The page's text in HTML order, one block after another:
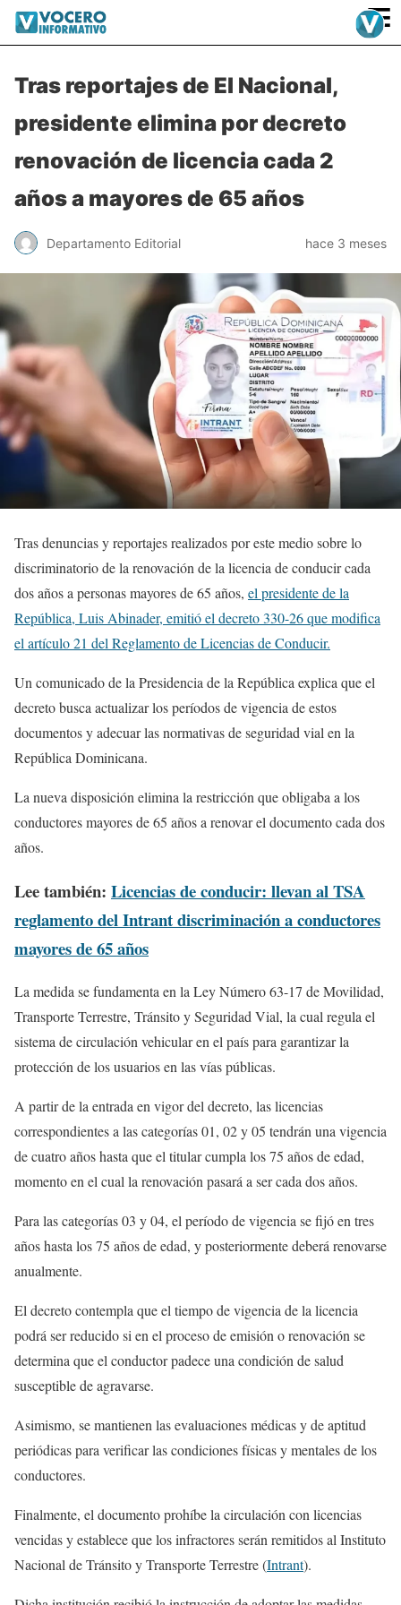
≡
Tras reportajes de El Nacional,
presidente elimina por decreto
renovación de licencia cada 2
años a mayores de 65 años
Departamento Editorial hace 3 meses
Tras denuncias y reportajes realizados por este medio sobre lo
discriminatorio de la renovación de la licencia de conducir cada
dos años a personas mayores de 65 años, el presidente de la
República, Luis Abinader, emitió el decreto 330-26 que modifica
el artículo 21 del Reglamento de Licencias de Conducir.
Un comunicado de la Presidencia de la República explica que el
decreto busca actualizar los períodos de vigencia de estos
documentos y adecuar las normativas de seguridad vial en la
República Dominicana.
La nueva disposición elimina la restricción que obligaba a los
conductores mayores de 65 años a renovar el documento cada dos
años.
Lee también: Licencias de conducir: llevan al TSA
reglamento del Intrant discriminación a conductores
mayores de 65 años
La medida se fundamenta en la Ley Número 63-17 de Movilidad,
Transporte Terrestre, Tránsito y Seguridad Vial, la cual regula el
sistema de circulación vehicular en el país para garantizar la
protección de los usuarios en las vías públicas.
A partir de la entrada en vigor del decreto, las licencias
correspondientes a las categorías 01, 02 y 05 tendrán una vigencia
de cuatro años hasta que el titular cumpla los 75 años de edad,
momento en el cual la renovación pasará a ser cada dos años.
Para las categorías 03 y 04, el período de vigencia se fijó en tres
años hasta los 75 años de edad, y posteriormente deberá renovarse
anualmente.
El decreto contempla que el tiempo de vigencia de la licencia
podrá ser reducido si en el proceso de emisión o renovación se
determina que el conductor padece una condición de salud
susceptible de agravarse.
Asimismo, se mantienen las evaluaciones médicas y de aptitud
periódicas para verificar las condiciones físicas y mentales de los
conductores.
Finalmente, el documento prohíbe la circulación con licencias
vencidas y establece que los infractores serán remitidos al Instituto
Nacional de Tránsito y Transporte Terrestre (Intrant).